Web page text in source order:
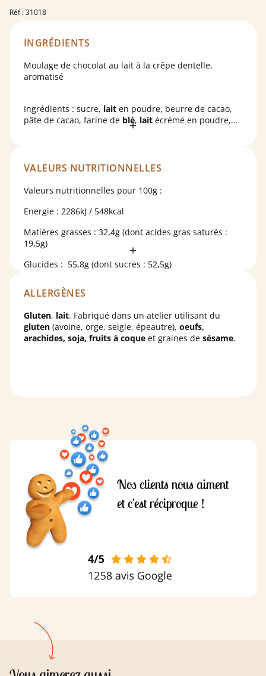
Réf : 31018
INGRÉDIENTS
Moulage de chocolat au lait à la crêpe dentelle,
aromatisé
Ingrédients : sucre, lait en poudre, beurre de cacao,
pâte de cacao, farine de blé, lait écrémé en poudre,
émulsifiant : lécithine de tournesol ;
lactosérum. Cacao : 31% minimum. Peut contenir des
VALEURS NUTRITIONNELLES
Valeurs nutritionnelles pour 100g :
Energie : 2286kJ / 548kcal
Matières grasses : 32,4g (dont acides gras saturés :
19,5g)
Glucides : 55,8g (dont sucres : 52,5g)
Protéines : 7,2g
ALLERGÈNES
Gluten, lait. Fabriqué dans un atelier utilisant du
gluten (avoine, orge, seigle, épeautre), oeufs,
arachides, soja, fruits à coque et graines de sésame.
Nos clients nous aiment
et c'est réciproque !